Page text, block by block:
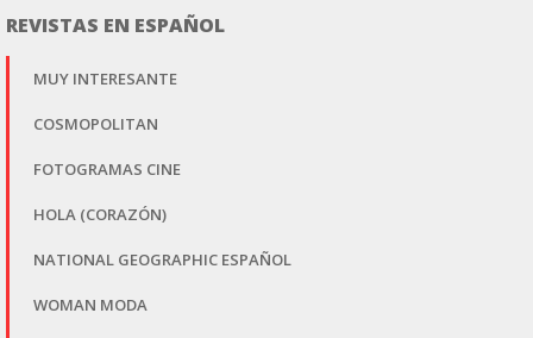
REVISTAS EN ESPAÑOL
MUY INTERESANTE
COSMOPOLITAN
FOTOGRAMAS CINE
HOLA (CORAZÓN)
NATIONAL GEOGRAPHIC ESPAÑOL
WOMAN MODA